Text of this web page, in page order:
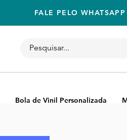
Bola de Vinil Personalizada
FALE PELO WHATSAPP